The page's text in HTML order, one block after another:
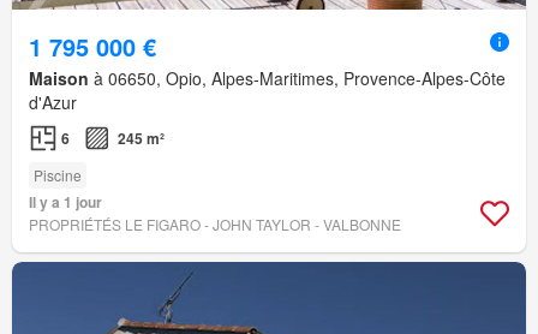
1 795 000 €
Maison à 06650, Opio, Alpes-Maritimes, Provence-Alpes-Côte
d'Azur
6 245 m²
Piscine
Il y a 1 jour
PROPRIÉTÉS LE FIGARO - JOHN TAYLOR - VALBONNE